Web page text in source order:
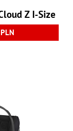
Z I-Size